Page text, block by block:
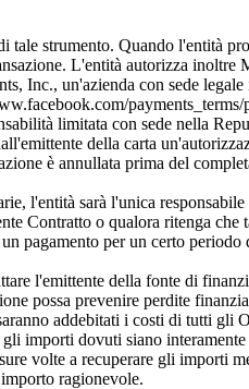
strumento. Quando l'entità
L'entità autorizza
Inc., un'azienda con sede
limitata con sede nella
della carta
è annullata prima del
l'entità sarà l'unica responsabile
Contratto o qualora ritenga che
pagamento per un certo
l'emittente della fonte di
possa prevenire perdite
addebitati i costi di tutti gli
importi dovuti siano
volte a recuperare gli importi
ragionevole.